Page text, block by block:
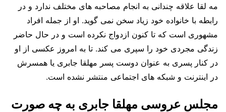
مه لقا علاقه چندانی به انجام مصاحبه های مختلف ندارد و در
رابطه با خانواده خود زیاد سخن نمی گوید. او از جمله افراد
مشهوری است که تا کنون ازدواج نکرده است و در حال حاضر
زندگی مجردی خود را سپری می کند. تا به امروز عکسی از او
در کنار پسری به عنوان دوست پسر مهلقا جابری یا همسرش
در اینترنت و شبکه های اجتماعی منتشر نشده است.
مجلس عروسی مهلقا جابری به چه صورت